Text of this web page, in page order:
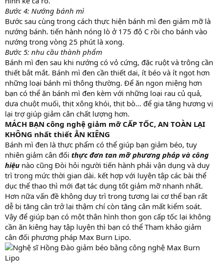
Bước 4: Nướng bánh mì
Bước sau cùng trong cách thực hiện bánh mì đen giảm mỡ là
nướng bánh. tiến hành nóng lò ở 175 độ C rồi cho bánh vào
nướng trong vòng 25 phút là xong.
Bước 5: nhu cầu thành phẩm
Bánh mì đen sau khi nướng có vỏ cứng, đặc ruột và trông cần
thiết bắt mắt. Bánh mì đen cần thiết dai, ít béo và ít ngọt hơn
những loại bánh mì thông thường. Để ăn ngon miệng hơn
bạn có thể ăn bánh mì đen kèm với những loại rau củ quả,
dưa chuột muối, thịt xông khói, thịt bò… để gia tăng hương vị
lại trợ giúp giảm cân chất lượng hơn.
MÁCH BẠN công nghệ giảm mỡ CẤP TỐC, AN TOÀN LẠI
KHÔNG nhất thiết ẲN KIÊNG
Bánh mì đen là thực phẩm có thể giúp bạn giảm béo, tuy
nhiên giảm cân đối thực đơn tan mỡ phương pháp và công
hiệu nào cũng Đòi hỏi người tiến hành phải vận dụng và duy
trì trong mức thời gian dài. kết hợp với luyện tập các bài thể
dục thể thao thì mới đạt tác dụng tốt giảm mỡ nhanh nhất.
Hơn nữa vấn đề không duy trì trong tương lai cơ thể bạn rất
dễ bị tăng cân trở lại thậm chí còn tăng cân mất kiểm soát.
Vậy để giúp bạn có một thân hình thon gọn cấp tốc lại không
cần ăn kiêng hay tập luyện thì bạn có thể Tham khảo giảm
cân đối phương pháp Max Burn Lipo.